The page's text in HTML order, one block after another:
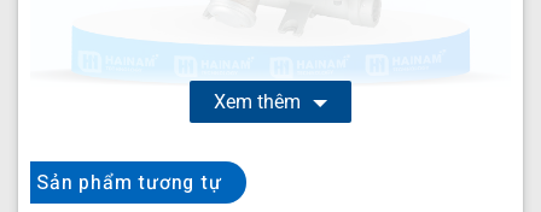
Bơm màng HUSKY 1590 Part DB4GGG
hàng đầu cho các ứng dụng công nghiệp đòi hỏi khả
Xem thêm
Sản phẩm tương tự